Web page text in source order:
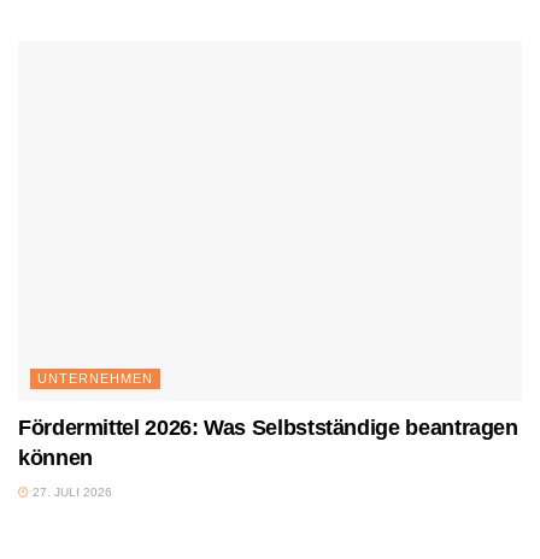
UNTERNEHMEN
Fördermittel 2026: Was Selbstständige beantragen
können
27. JULI 2026